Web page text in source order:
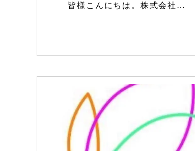
皆様こんにちは。株式会社…